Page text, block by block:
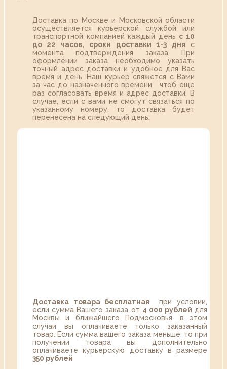
Доставка по Москве и Московской области
осуществляется курьерской службой или
транспортной компанией каждый день с 10
до 22 часов,
сроки доставки 1-3 дня с
момента подтверждения заказа. При
оформлении заказа необходимо указать
точный адрес доставки и удобное для Вас
время и день. Наш курьер свяжется с Вами
за час до назначенного времени, чтоб еще
раз согласовать время и адрес доставки. В
случае, если с вами не смогут связаться по
указанному номеру, то доставка будет
перенесена на следующий день.
Доставка товара бесплатная при условии,
если сумма Вашего заказа от 4 000 рублей для
Москвы и ближайшего Подмосковья, в этом
случаи вы оплачиваете только заказанный
товар. Если сумма вашего заказа меньше, то при
получении товара вы дополнительно
оплачиваете курьерскую доставку в размере
350 рублей